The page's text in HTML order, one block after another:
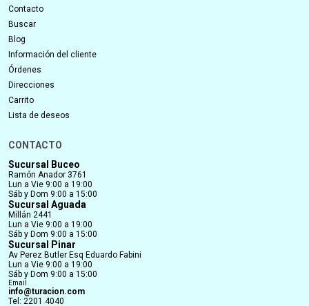
Contacto
Buscar
Blog
Información del cliente
Órdenes
Direcciones
Carrito
Lista de deseos
CONTACTO
Sucursal Buceo
Ramón Anador 3761
Lun a Vie 9:00 a 19:00
Sáb y Dom 9:00 a 15:00
Sucursal Aguada
Millán 2441
Lun a Vie 9:00 a 19:00
Sáb y Dom 9:00 a 15:00
Sucursal Pinar
Av Perez Butler Esq Eduardo Fabini
Lun a Vie 9:00 a 19:00
Sáb y Dom 9:00 a 15:00
Email
info@turacion.com
Tel: 2201 4040